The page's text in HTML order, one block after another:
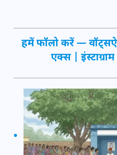
हमें फॉलो करें —
एक्स
इंस्टाग्राम